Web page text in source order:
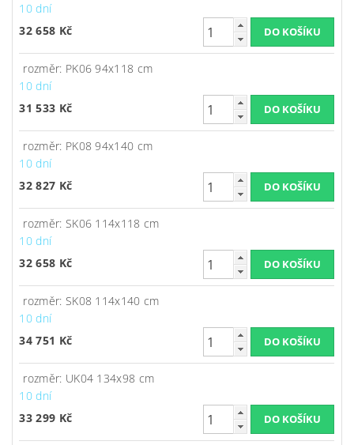
10 dní
32 658 Kč
rozměr: PK06 94x118 cm
10 dní
31 533 Kč
rozměr: PK08 94x140 cm
10 dní
32 827 Kč
rozměr: SK06 114x118 cm
10 dní
32 658 Kč
rozměr: SK08 114x140 cm
10 dní
34 751 Kč
rozměr: UK04 134x98 cm
10 dní
33 299 Kč